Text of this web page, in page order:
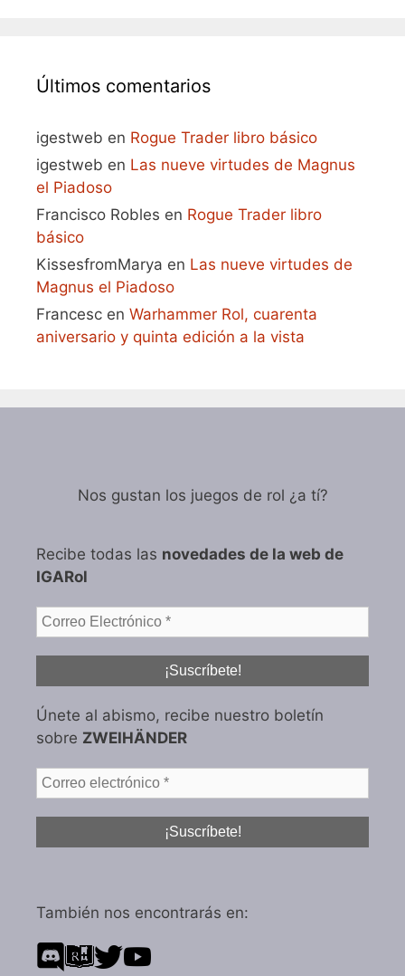
Últimos comentarios
igestweb en Rogue Trader libro básico
igestweb en Las nueve virtudes de Magnus
el Piadoso
Francisco Robles en Rogue Trader libro
básico
KissesfromMarya en Las nueve virtudes de
Magnus el Piadoso
Francesc en Warhammer Rol, cuarenta
aniversario y quinta edición a la vista
Nos gustan los juegos de rol ¿a tí?
Recibe todas las novedades de la web de
IGARol
Únete al abismo, recibe nuestro boletín
sobre ZWEIHÄNDER
También nos encontrarás en: